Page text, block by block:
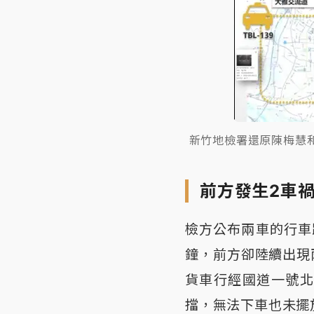
新竹地檢署還原陳梅慧
前方發生2車
檢方公布兩車的行
鐘，前方卻陸續出
貨車行經國道一號
擋，無法下車也未